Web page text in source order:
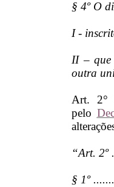
§ 4º O
I -
II – que
outra
Art.
pelo
“Art. 2º
§ 1º